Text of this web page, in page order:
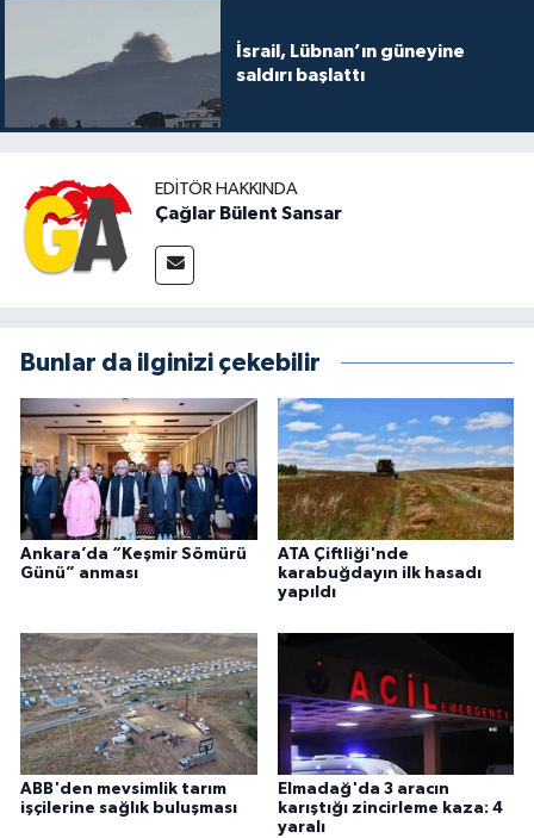
İsrail, Lübnan’ın güneyine
saldırı başlattı
EDITÖR HAKKINDA
Çağlar Bülent Sansar
Bunlar da ilginizi çekebilir
Ankara’da “Keşmir Sömürü
Günü” anması
ATA Çiftliği'nde
karabuğdayın ilk hasadı
yapıldı
ABB'den mevsimlik tarım
işçilerine sağlık buluşması
Elmadağ'da 3 aracın
karıştığı zincirleme kaza: 4
yaralı